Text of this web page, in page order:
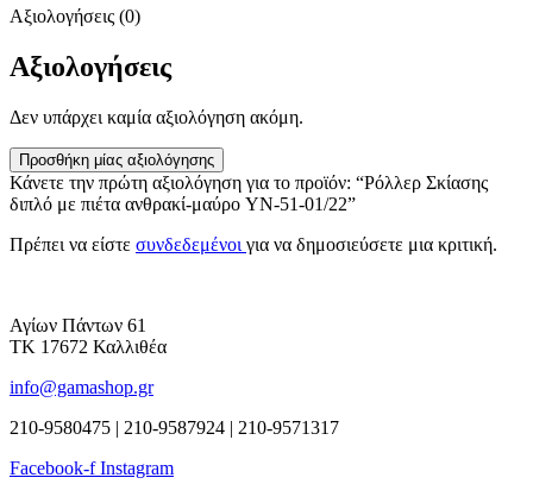
Αξιολογήσεις (0)
Αξιολογήσεις
Δεν υπάρχει καμία αξιολόγηση ακόμη.
Προσθήκη μίας αξιολόγησης
Κάνετε την πρώτη αξιολόγηση για το προϊόν: “Ρόλλερ Σκίασης
διπλό με πιέτα ανθρακί-μαύρο YN-51-01/22”
Πρέπει να είστε συνδεδεμένοι για να δημοσιεύσετε μια κριτική.
Αγίων Πάντων 61
ΤΚ 17672 Καλλιθέα
info@gamashop.gr
210-9580475 | 210-9587924 | 210-9571317
Facebook-f Instagram